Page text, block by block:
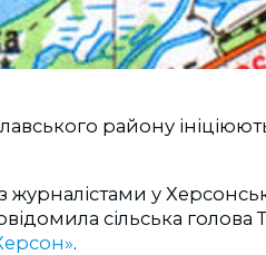
району
журналістами у
сільська голова
.